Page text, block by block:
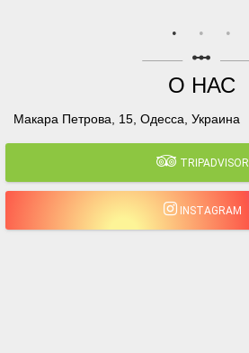
linear_scale
О НАС
Макара Петрова, 15, Одесса, Украина
TRIPADVISOR
INSTAGRAM